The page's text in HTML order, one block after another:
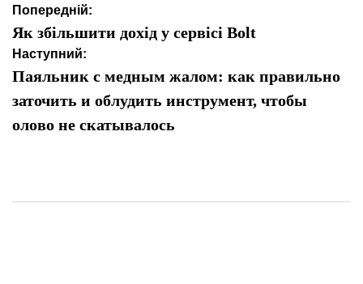
Навігація
записів
Попередній:
Як збільшити дохід у сервісі Bolt
Наступний:
Паяльник с медным жалом: как правильно
заточить и облудить инструмент, чтобы
олово не скатывалось